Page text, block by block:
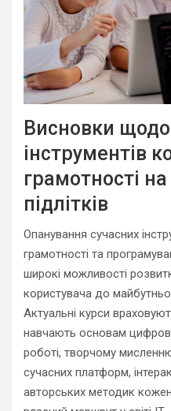
Висновки
інструментів
грамотності
підлітків
Опанування сучасних
грамотності та
широкі можливості
користувача до
Актуальні курси
навчають основам
роботі, творчому
сучасних платформ,
авторських методик